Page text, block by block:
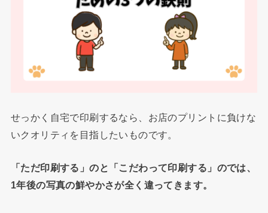
せっかく自宅で印刷するなら、お店のプリントに負けな
いクオリティを目指したいものです。
「ただ印刷する」のと「こだわって印刷する」のでは、
1年後の写真の鮮やかさが全く違ってきます。